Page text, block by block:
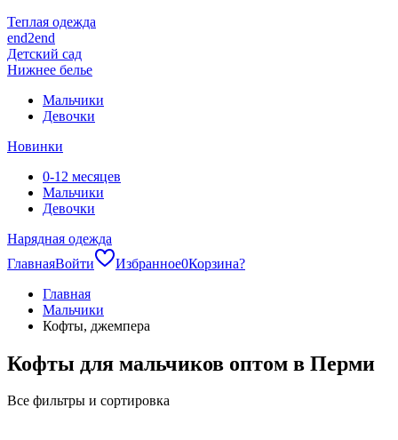
Теплая одежда
end2end
Детский сад
Нижнее белье
Мальчики
Девочки
Новинки
0-12 месяцев
Мальчики
Девочки
Нарядная одежда
ГлавнаяВойти Избранное0Корзина?
Главная
Мальчики
Кофты, джемпера
Кофты для мальчиков оптом в Перми
Все фильтры и сортировка